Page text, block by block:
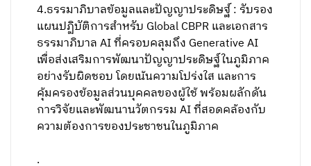
4.ธรรมาภิบาลข้อมูลและปัญญาประดิษฐ์ : รับรอง
แผนปฏิบัติการสำหรับ Global CBPR และเอกสาร
ธรรมาภิบาล AI ที่ครอบคลุมถึง Generative AI
เพื่อส่งเสริมการพัฒนาปัญญาประดิษฐ์ในภูมิภาค
อย่างรับผิดชอบ โดยเน้นความโปร่งใส และการ
คุ้มครองข้อมูลส่วนบุคคลของผู้ใช้ พร้อมผลักดัน
การวิจัยและพัฒนานวัตกรรม AI ที่สอดคล้องกับ
ความต้องการของประชาชนในภูมิภาค
.